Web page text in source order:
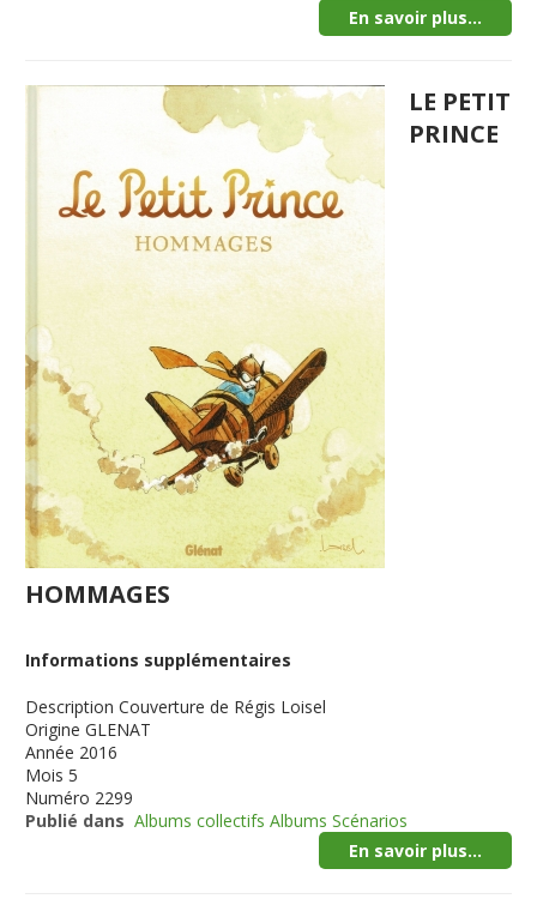
En savoir plus...
LE PETIT
PRINCE
HOMMAGES
Informations supplémentaires
Description Couverture de Régis Loisel
Origine GLENAT
Année 2016
Mois 5
Numéro 2299
Publié dans Albums collectifs Albums Scénarios
En savoir plus...